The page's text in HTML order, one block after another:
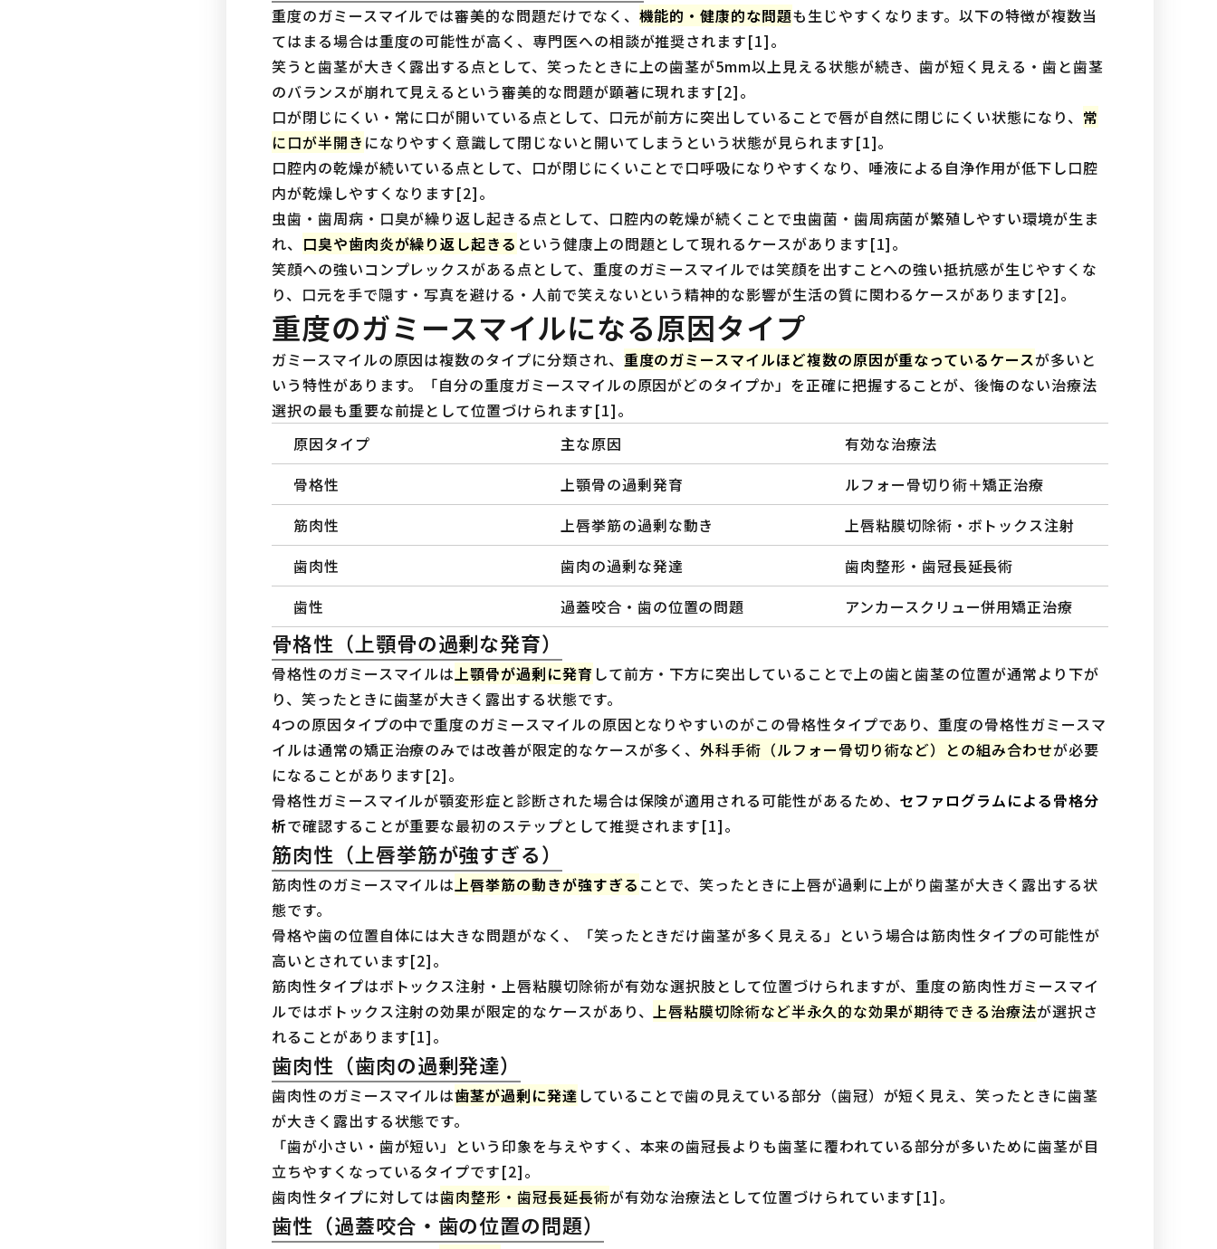
重度のガミースマイルでは審美的な問題だけでなく、 機能的・健康的な問題も生じやすくなります。以下の特徴が複数当
てはまる場合は重度の可能性が高く、専門医への相談が推奨されます[1]。
笑うと歯茎が大きく露出する点として、笑ったときに上の歯茎が5mm以上見える状態が続き、歯が短く見える・歯と歯茎
のバランスが崩れて見えるという審美的な問題が顕著に現れます[2]。
口が閉じにくい・常に口が開いている点として、口元が前方に突出していることで唇が自然に閉じにくい状態になり、 常
に口が半開き になりやすく意識して閉じないと開いてしまうという状態が見られます[1]。
口腔内の乾燥が続いている点として、口が閉じにくいことで口呼吸になりやすくなり、唾液による自浄作用が低下し口腔
内が乾燥しやすくなります[2]。
虫歯・歯周病・口臭が繰り返し起きる点として、口腔内の乾燥が続くことで虫歯菌・歯周病菌が繁殖しやすい環境が生ま
れ、 口臭や歯肉炎が繰り返し起きる という健康上の問題として現れるケースがあります[1]。
笑顔への強いコンプレックスがある点として、重度のガミースマイルでは笑顔を出すことへの強い抵抗感が生じやすくな
り、口元を手で隠す・写真を避ける・人前で笑えないという精神的な影響が生活の質に関わるケースがあります[2]。
重度のガミースマイルになる原因タイプ
ガミースマイルの原因は複数のタイプに分類され、 重度のガミースマイルほど複数の原因が重なっているケースが多いと
いう特性があります。「自分の重度ガミースマイルの原因がどのタイプか」を正確に把握することが、後悔のない治療法
選択の最も重要な前提として位置づけられます[1]。
原因タイプ
主な原因
有効な治療法
骨格性
上顎骨の過剰発育
ルフォー骨切り術＋矯正治療
筋肉性
上唇挙筋の過剰な動き
上唇粘膜切除術・ボトックス注射
歯肉性
歯肉の過剰な発達
歯肉整形・歯冠長延長術
歯性
過蓋咬合・歯の位置の問題 アンカースクリュー併用矯正治療
骨格性（上顎骨の過剰な発育）
骨格性のガミースマイルは上顎骨が過剰に発育 して前方・下方に突出していることで上の歯と歯茎の位置が通常より下が
り、笑ったときに歯茎が大きく露出する状態です。
4つの原因タイプの中で重度のガミースマイルの原因となりやすいのがこの骨格性タイプであり、重度の骨格性ガミースマ
イルは通常の矯正治療のみでは改善が限定的なケースが多く、外科手術（ルフォー骨切り術など）との組み合わせが必要
になることがあります[2]。
骨格性ガミースマイルが顎変形症と診断された場合は保険が適用される可能性があるため、 セファログラムによる骨格分
析で確認することが重要な最初のステップとして推奨されます[1]。
筋肉性（上唇挙筋が強すぎる）
筋肉性のガミースマイルは上唇挙筋の動きが強すぎる ことで、笑ったときに上唇が過剰に上がり歯茎が大きく露出する状
態です。
骨格や歯の位置自体には大きな問題がなく、「笑ったときだけ歯茎が多く見える」という場合は筋肉性タイプの可能性が
高いとされています[2]。
筋肉性タイプはボトックス注射・上唇粘膜切除術が有効な選択肢として位置づけられますが、重度の筋肉性ガミースマイ
ルではボトックス注射の効果が限定的なケースがあり、上唇粘膜切除術など半永久的な効果が期待できる治療法が選択さ
れることがあります[1]。
歯肉性（歯肉の過剰発達）
歯肉性のガミースマイルは歯茎が過剰に発達 していることで歯の見えている部分（歯冠）が短く見え、笑ったときに歯茎
が大きく露出する状態です。
「歯が小さい・歯が短い」という印象を与えやすく、本来の歯冠長よりも歯茎に覆われている部分が多いために歯茎が目
立ちやすくなっているタイプです[2]。
歯肉性タイプに対しては歯肉整形・歯冠長延長術が有効な治療法として位置づけられています[1]。
歯性（過蓋咬合・歯の位置の問題）